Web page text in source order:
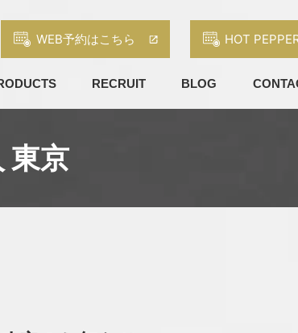
WEB予約はこちら HOT
RECRUIT BLOG
東京